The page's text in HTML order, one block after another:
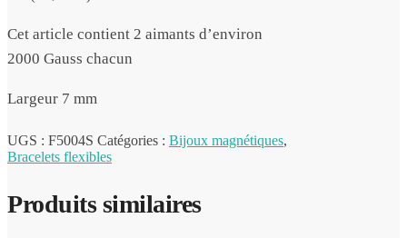
Cet article contient 2 aimants d’environ
2000 Gauss chacun
Largeur 7 mm
UGS : F5004S Catégories : Bijoux magnétiques,
Bracelets flexibles
Produits similaires